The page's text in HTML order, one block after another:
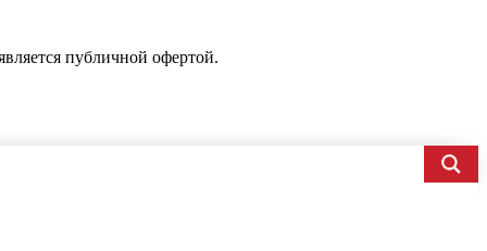
публичной офертой.